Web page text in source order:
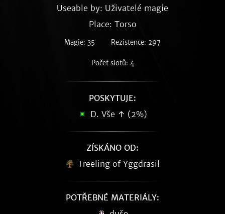
Useable by: Uživatelé magie
Place: Torso
Magie: 35 Rezistence: 297
Počet slotů: 4
POSKYTUJE:
D. Vše ↑ (2%)
ZÍSKÁNO OD:
Treeling of Yggdrasil
POTŘEBNÉ MATERIÁLY: